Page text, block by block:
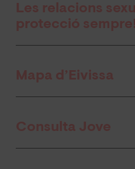
Les relacions
protecció sempre!
Mapa d’Eivissa
Consulta Jove